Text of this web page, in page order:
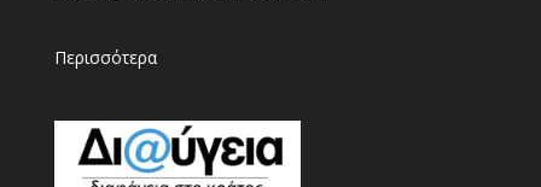
Περισσότερα